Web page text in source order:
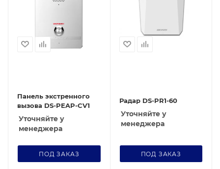
Панель экстренного
вызова DS-PEAP-CV1
Уточняйте у
менеджера
ПОД ЗАКАЗ
Радар DS-PR1-60
Уточняйте у
менеджера
ПОД ЗАКАЗ